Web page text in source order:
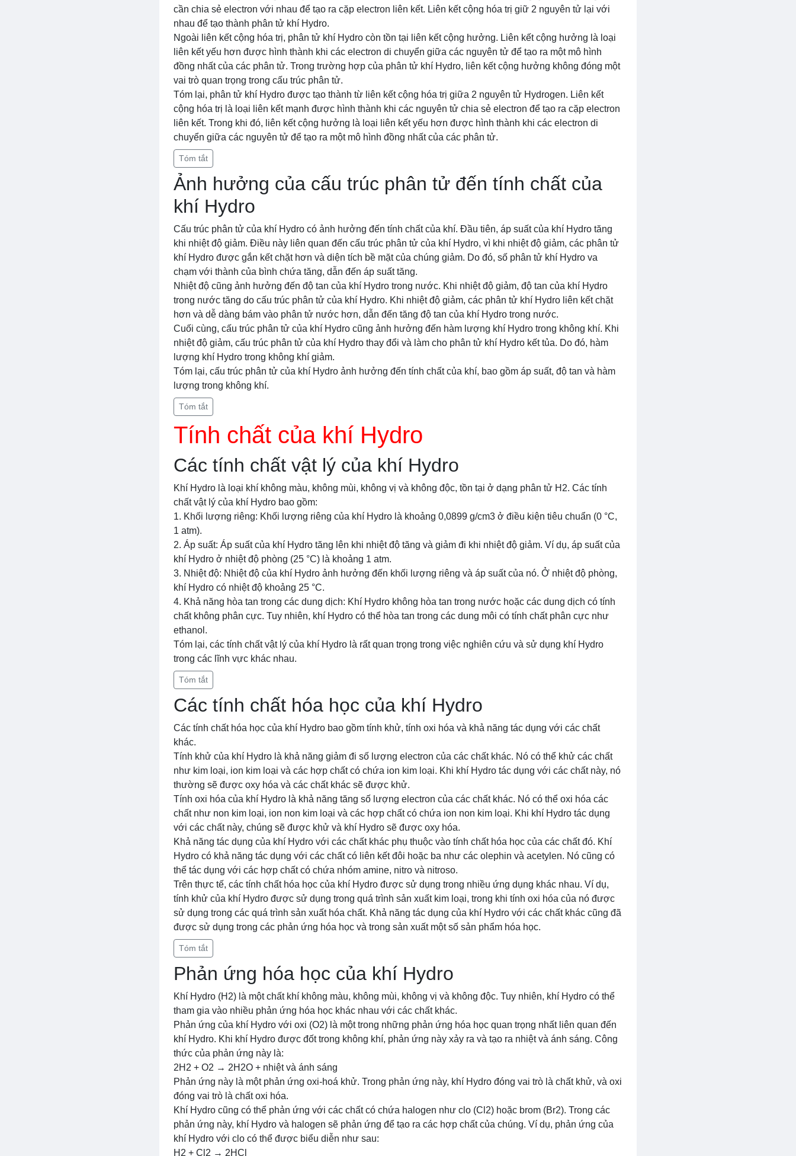
cần chia sẻ electron với nhau để tạo ra cặp electron liên kết. Liên kết cộng hóa trị giữ 2 nguyên tử lại với
nhau để tạo thành phân tử khí Hydro.
Ngoài liên kết cộng hóa trị, phân tử khí Hydro còn tồn tại liên kết cộng hưởng. Liên kết cộng hưởng là loại
liên kết yếu hơn được hình thành khi các electron di chuyển giữa các nguyên tử để tạo ra một mô hình
đồng nhất của các phân tử. Trong trường hợp của phân tử khí Hydro, liên kết cộng hưởng không đóng một
vai trò quan trọng trong cấu trúc phân tử.
Tóm lại, phân tử khí Hydro được tạo thành từ liên kết cộng hóa trị giữa 2 nguyên tử Hydrogen. Liên kết
cộng hóa trị là loại liên kết mạnh được hình thành khi các nguyên tử chia sẻ electron để tạo ra cặp electron
liên kết. Trong khi đó, liên kết cộng hưởng là loại liên kết yếu hơn được hình thành khi các electron di
chuyển giữa các nguyên tử để tạo ra một mô hình đồng nhất của các phân tử.
Tóm tắt
Ảnh hưởng của cấu trúc phân tử đến tính chất của
khí Hydro
Cấu trúc phân tử của khí Hydro có ảnh hưởng đến tính chất của khí. Đầu tiên, áp suất của khí Hydro tăng
khi nhiệt độ giảm. Điều này liên quan đến cấu trúc phân tử của khí Hydro, vì khi nhiệt độ giảm, các phân tử
khí Hydro được gắn kết chặt hơn và diện tích bề mặt của chúng giảm. Do đó, số phân tử khí Hydro va
chạm với thành của bình chứa tăng, dẫn đến áp suất tăng.
Nhiệt độ cũng ảnh hưởng đến độ tan của khí Hydro trong nước. Khi nhiệt độ giảm, độ tan của khí Hydro
trong nước tăng do cấu trúc phân tử của khí Hydro. Khi nhiệt độ giảm, các phân tử khí Hydro liên kết chặt
hơn và dễ dàng bám vào phân tử nước hơn, dẫn đến tăng độ tan của khí Hydro trong nước.
Cuối cùng, cấu trúc phân tử của khí Hydro cũng ảnh hưởng đến hàm lượng khí Hydro trong không khí. Khi
nhiệt độ giảm, cấu trúc phân tử của khí Hydro thay đổi và làm cho phân tử khí Hydro kết tủa. Do đó, hàm
lượng khí Hydro trong không khí giảm.
Tóm lại, cấu trúc phân tử của khí Hydro ảnh hưởng đến tính chất của khí, bao gồm áp suất, độ tan và hàm
lượng trong không khí.
Tóm tắt
Tính chất của khí Hydro
Các tính chất vật lý của khí Hydro
Khí Hydro là loại khí không màu, không mùi, không vị và không độc, tồn tại ở dạng phân tử H2. Các tính
chất vật lý của khí Hydro bao gồm:
1. Khối lượng riêng: Khối lượng riêng của khí Hydro là khoảng 0,0899 g/cm3 ở điều kiện tiêu chuẩn (0 °C,
1 atm).
2. Áp suất: Áp suất của khí Hydro tăng lên khi nhiệt độ tăng và giảm đi khi nhiệt độ giảm. Ví dụ, áp suất của
khí Hydro ở nhiệt độ phòng (25 °C) là khoảng 1 atm.
3. Nhiệt độ: Nhiệt độ của khí Hydro ảnh hưởng đến khối lượng riêng và áp suất của nó. Ở nhiệt độ phòng,
khí Hydro có nhiệt độ khoảng 25 °C.
4. Khả năng hòa tan trong các dung dịch: Khí Hydro không hòa tan trong nước hoặc các dung dịch có tính
chất không phân cực. Tuy nhiên, khí Hydro có thể hòa tan trong các dung môi có tính chất phân cực như
ethanol.
Tóm lại, các tính chất vật lý của khí Hydro là rất quan trọng trong việc nghiên cứu và sử dụng khí Hydro
trong các lĩnh vực khác nhau.
Tóm tắt
Các tính chất hóa học của khí Hydro
Các tính chất hóa học của khí Hydro bao gồm tính khử, tính oxi hóa và khả năng tác dụng với các chất
khác.
Tính khử của khí Hydro là khả năng giảm đi số lượng electron của các chất khác. Nó có thể khử các chất
như kim loại, ion kim loại và các hợp chất có chứa ion kim loại. Khi khí Hydro tác dụng với các chất này, nó
thường sẽ được oxy hóa và các chất khác sẽ được khử.
Tính oxi hóa của khí Hydro là khả năng tăng số lượng electron của các chất khác. Nó có thể oxi hóa các
chất như non kim loại, ion non kim loại và các hợp chất có chứa ion non kim loại. Khi khí Hydro tác dụng
với các chất này, chúng sẽ được khử và khí Hydro sẽ được oxy hóa.
Khả năng tác dụng của khí Hydro với các chất khác phụ thuộc vào tính chất hóa học của các chất đó. Khí
Hydro có khả năng tác dụng với các chất có liên kết đôi hoặc ba như các olephin và acetylen. Nó cũng có
thể tác dụng với các hợp chất có chứa nhóm amine, nitro và nitroso.
Trên thực tế, các tính chất hóa học của khí Hydro được sử dụng trong nhiều ứng dụng khác nhau. Ví dụ,
tính khử của khí Hydro được sử dụng trong quá trình sản xuất kim loại, trong khi tính oxi hóa của nó được
sử dụng trong các quá trình sản xuất hóa chất. Khả năng tác dụng của khí Hydro với các chất khác cũng đã
được sử dụng trong các phản ứng hóa học và trong sản xuất một số sản phẩm hóa học.
Tóm tắt
Phản ứng hóa học của khí Hydro
Khí Hydro (H2) là một chất khí không màu, không mùi, không vị và không độc. Tuy nhiên, khí Hydro có thể
tham gia vào nhiều phản ứng hóa học khác nhau với các chất khác.
Phản ứng của khí Hydro với oxi (O2) là một trong những phản ứng hóa học quan trọng nhất liên quan đến
khí Hydro. Khi khí Hydro được đốt trong không khí, phản ứng này xảy ra và tạo ra nhiệt và ánh sáng. Công
thức của phản ứng này là:
2H2 + O2 → 2H2O + nhiệt và ánh sáng
Phản ứng này là một phản ứng oxi-hoá khử. Trong phản ứng này, khí Hydro đóng vai trò là chất khử, và oxi
đóng vai trò là chất oxi hóa.
Khí Hydro cũng có thể phản ứng với các chất có chứa halogen như clo (Cl2) hoặc brom (Br2). Trong các
phản ứng này, khí Hydro và halogen sẽ phản ứng để tạo ra các hợp chất của chúng. Ví dụ, phản ứng của
khí Hydro với clo có thể được biểu diễn như sau:
H2 + Cl2 → 2HCl